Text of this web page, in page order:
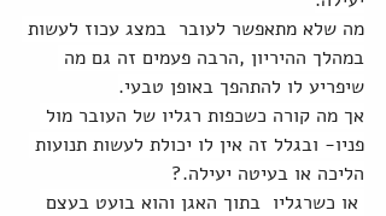
מה שלא מתאפשר לעובר  במצג עכוז לעשות
במהלך ההיריון ,הרבה פעמים זה גם מה
שיפריע לו להתהפך באופן טבעי.
אך מה קורה כשכפות רגליו של העובר מול
פניו- ובגלל זה אין לו יכולת לעשות תנועות
הליכה או בעיטה יעילה.?
או כשרגליו  בתוך האגן והוא בועט בעצם